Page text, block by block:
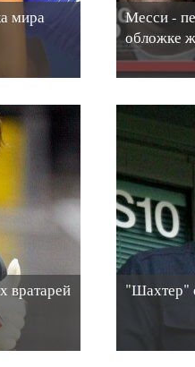
мира
Месси -
обложке
вратарей
"Шахтер"